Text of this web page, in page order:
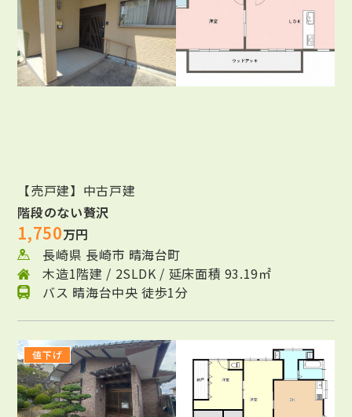
【売戸建】中古戸建
階段のない贅沢
1,750万円
長崎県 長崎市 晴海台町
木造1階建 / 2SLDK / 延床面積 93.19㎡
バス 晴海台中央 徒歩1分
値下げ